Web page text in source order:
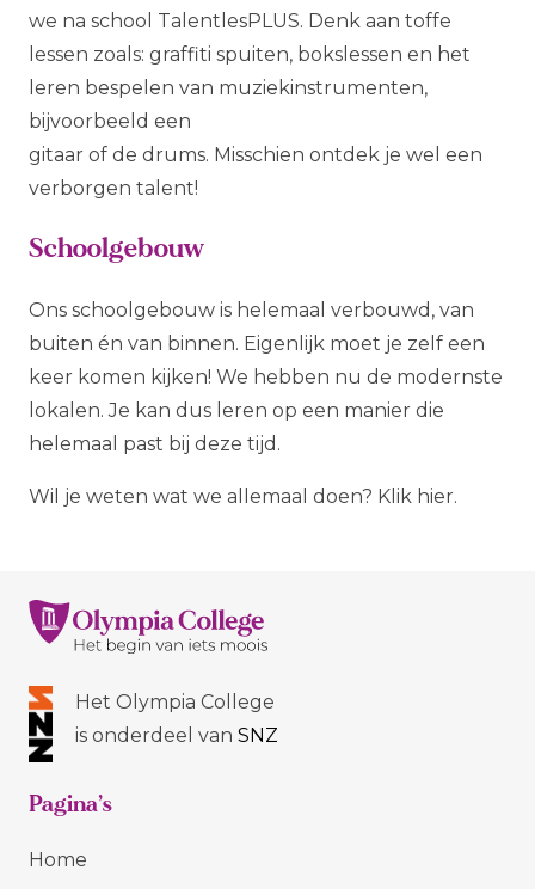
we na school TalentlesPLUS. Denk aan toffe
lessen zoals: graffiti spuiten, bokslessen en het
leren bespelen van muziekinstrumenten,
bijvoorbeeld een
gitaar of de drums. Misschien ontdek je wel een
verborgen talent!
Schoolgebouw
Ons schoolgebouw is helemaal verbouwd, van
buiten én van binnen. Eigenlijk moet je zelf een
keer komen kijken! We hebben nu de modernste
lokalen. Je kan dus leren op een manier die
helemaal past bij deze tijd.
Wil je weten wat we allemaal doen? Klik hier.
Het Olympia College
is onderdeel vanSNZ
Pagina’s
Home